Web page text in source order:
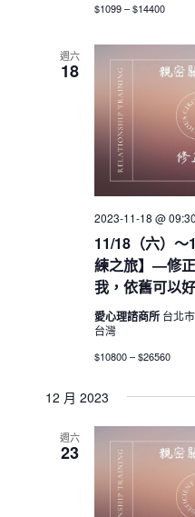
$1099 – $14400
週六
18
11/18（六）～
練之旅】—修
我，依舊可以
2023-11-18 @
愛心理諮商所 台北
台灣
$10800 – $26560
12 月 2023
週六
23